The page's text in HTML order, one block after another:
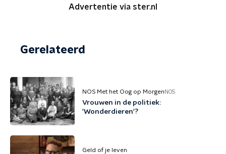
Advertentie via ster.nl
Gerelateerd
NOS Met het Oog op Morgen NOS
Vrouwen in de politiek:
'Wonderdieren'?
Geld of je leven